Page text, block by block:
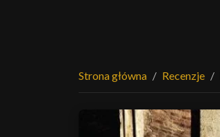
Strona główna Recenzje